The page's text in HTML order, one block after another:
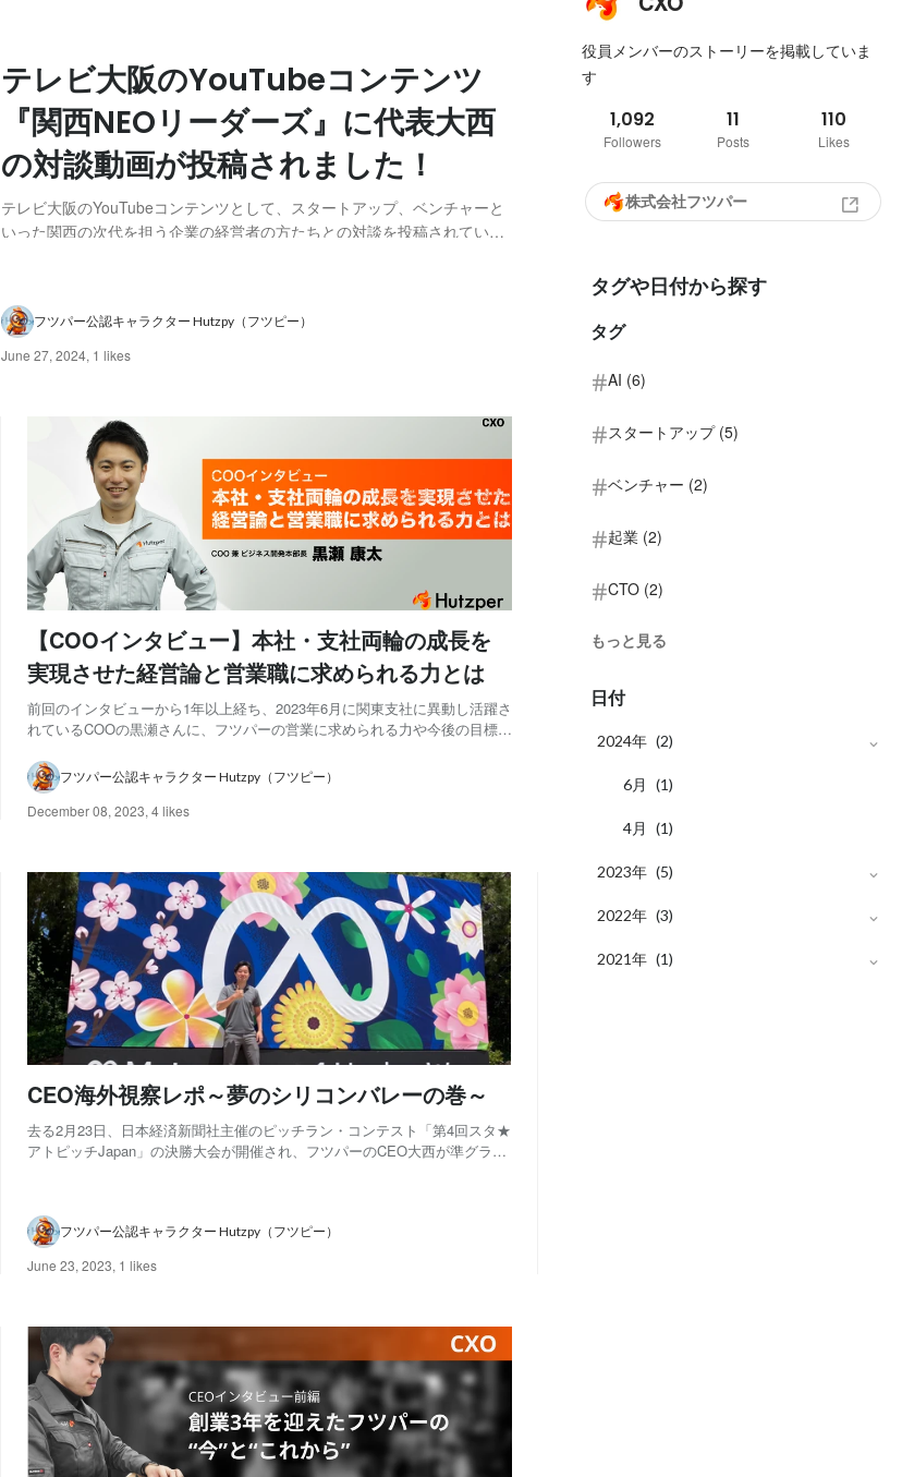
テレビ大阪のYouTubeコンテンツ
『関西NEOリーダーズ』に代表大西
の対談動画が投稿されました！
テレビ大阪のYouTubeコンテンツとして、スタートアップ、ベンチャーと
いった関西の次代を担う企業の経営者の方たちとの対談を投稿されている
か言えない苦労話などを赤裸々に語る企画と...
フツパー公認キャラクター Hutzpy（フツピー）
June 27, 2024, 1 likes
【COOインタビュー】本社・支社両輪の成長を
実現させた経営論と営業職に求められる力とは
前回のインタビューから1年以上経ち、2023年6月に関東支社に異動し活躍さ
れているCOOの黒瀬さんに、フツパーの営業に求められる力や今後の目標に
県出身。広島大学工学部卒業。大学の専攻は製造工程の最適化。在学中に自
動車プレス工場の現場作業...
フツパー公認キャラクター Hutzpy（フツピー）
December 08, 2023, 4 likes
CEO海外視察レポ～夢のシリコンバレーの巻～
去る2月23日、日本経済新聞社主催のピッチラン・コンテスト「第4回スタ★
アトピッチJapan」の決勝大会が開催され、フツパーのCEO大西が準グラン
ン・コンテストで、全国で合計123...
フツパー公認キャラクター Hutzpy（フツピー）
June 23, 2023, 1 likes
役員メンバーのストーリーを掲載していま
す
1,092
Followers
11
Posts
110
Likes
株式会社フツパー
タグや日付から探す
タグ
AI (6)
スタートアップ (5)
ベンチャー (2)
起業 (2)
CTO (2)
もっと見る
日付
2024年 (2)
6月 (1)
4月 (1)
2023年 (5)
12月 (1)
10月 (1)
2022年 (3)
7月 (1)
2021年 (1)